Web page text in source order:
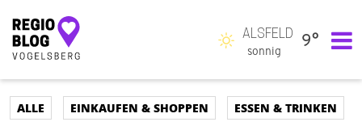
Hauptnavigation
ALSFELD
sonnig
9°
ALLE EINKAUFEN & SHOPPEN
ESSEN & TRINKEN